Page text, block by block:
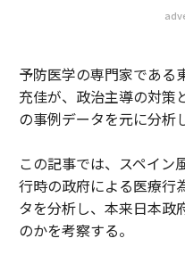
予防医学の専門家である
充佳が、政治主導の対策
の事例データを元に分析
この記事では、スペイン
行時の政府による医療行
タを分析し、本来日本政
のかを考察する。